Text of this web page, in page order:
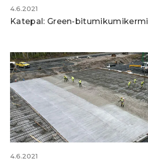
4.6.2021
Katepal: Green-bitumikumikermi
4.6.2021